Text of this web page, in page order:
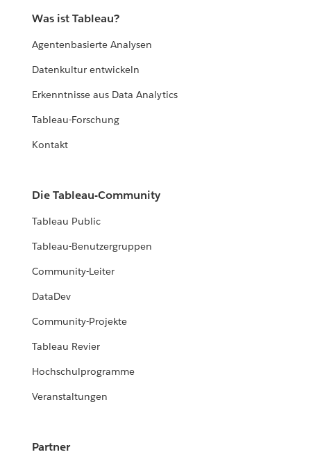
Was ist Tableau?
Agentenbasierte Analysen
Datenkultur entwickeln
Erkenntnisse aus Data Analytics
Tableau-Forschung
Kontakt
Die Tableau-Community
Tableau Public
Tableau-Benutzergruppen
Community-Leiter
DataDev
Community-Projekte
Tableau Revier
Hochschulprogramme
Veranstaltungen
Partner